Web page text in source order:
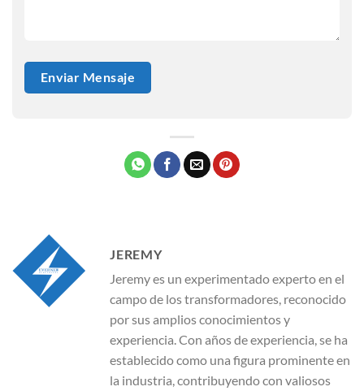
JEREMY
Jeremy es un experimentado experto en el
campo de los transformadores, reconocido
por sus amplios conocimientos y
experiencia. Con años de experiencia, se ha
establecido como una figura prominente en
la industria, contribuyendo con valiosos